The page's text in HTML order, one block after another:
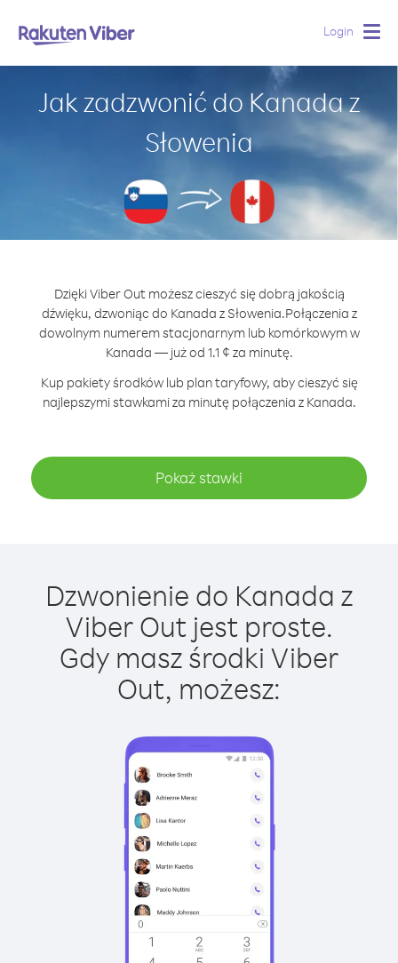
Login
Jak zadzwonić do Kanada z
Słowenia
Dzięki Viber Out możesz cieszyć się dobrą jakością
dźwięku, dzwoniąc do Kanada z Słowenia.Połączenia z
dowolnym numerem stacjonarnym lub komórkowym w
Kanada — już od 1.1 ¢ za minutę.
Kup pakiety środków lub plan taryfowy, aby cieszyć się
najlepszymi stawkami za minutę połączenia z Kanada.
Pokaż stawki
Dzwonienie do Kanada z
Viber Out jest proste.
Gdy masz środki Viber
Out, możesz: